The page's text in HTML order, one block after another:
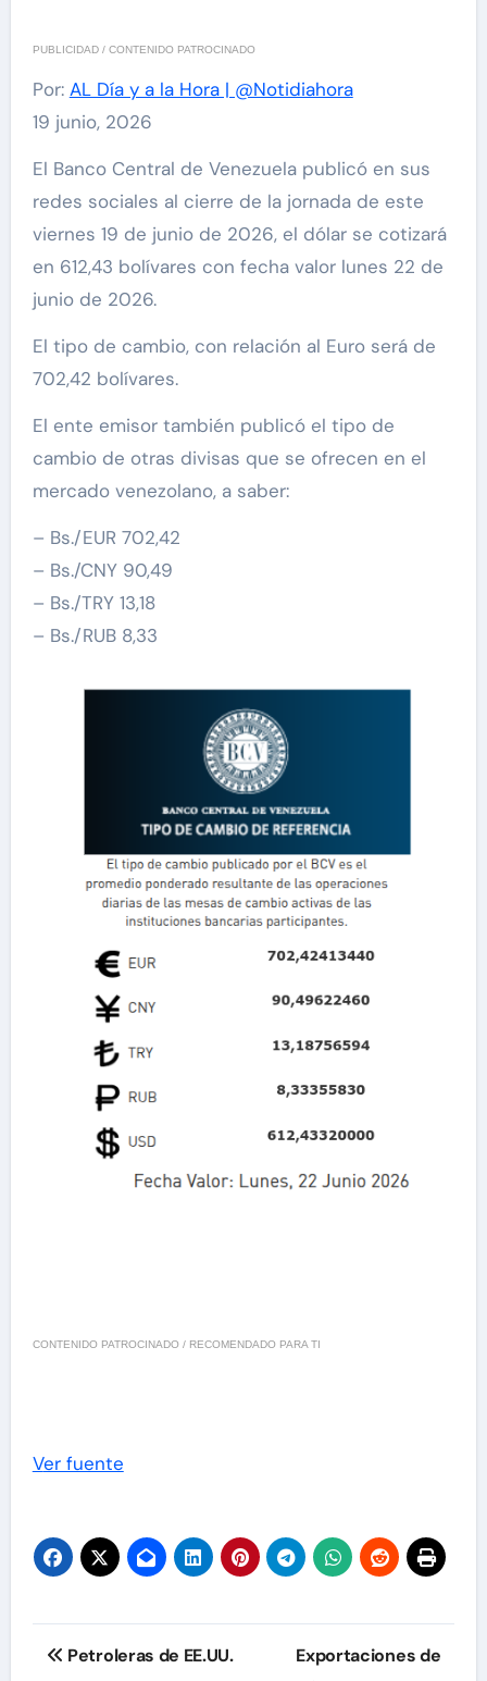
PUBLICIDAD / CONTENIDO PATROCINADO
Por: AL Día y a la Hora | @Notidiahora
19 junio, 2026
El Banco Central de Venezuela publicó en sus
redes sociales al cierre de la jornada de este
viernes 19 de junio de 2026, el dólar se cotizará
en 612,43 bolívares con fecha valor lunes 22 de
junio de 2026.
El tipo de cambio, con relación al Euro será de
702,42 bolívares.
El ente emisor también publicó el tipo de
cambio de otras divisas que se ofrecen en el
mercado venezolano, a saber:
– Bs./EUR 702,42
– Bs./CNY 90,49
– Bs./TRY 13,18
– Bs./RUB 8,33
CONTENIDO PATROCINADO / RECOMENDADO PARA TI
Ver fuente
Navegación
Petroleras de EE.UU.
Exportaciones de